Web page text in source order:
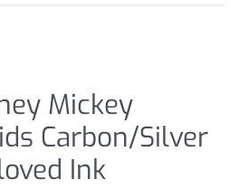
Mickey
Carbon/Silver
Ink